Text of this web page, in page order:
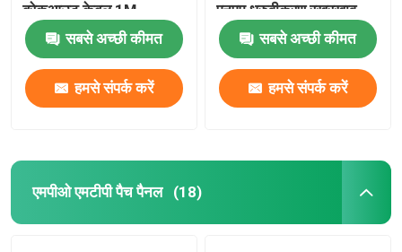
ब्रेकआउट केबल 1M
सबसे अच्छी कीमत
हमसे संपर्क करें
एनएम ध्रुवीकरण रखरखाव
पीएमएफ पैच कॉर्ड
सबसे अच्छी कीमत
हमसे संपर्क करें
एमपीओ एमटीपी पैच पैनल (18)